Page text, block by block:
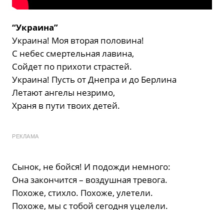
“Украина”
Украина! Моя вторая половина!
С небес смертельная лавина,
Сойдет по прихоти страстей.
Украина! Пусть от Днепра и до Берлина
Летают ангелы незримо,
Храня в пути твоих детей.
РЕКЛАМА
Сынок, не бойся! И подожди немного:
Она закончится – воздушная тревога.
Похоже, стихло. Похоже, улетели.
Похоже, мы с тобой сегодня уцелели.